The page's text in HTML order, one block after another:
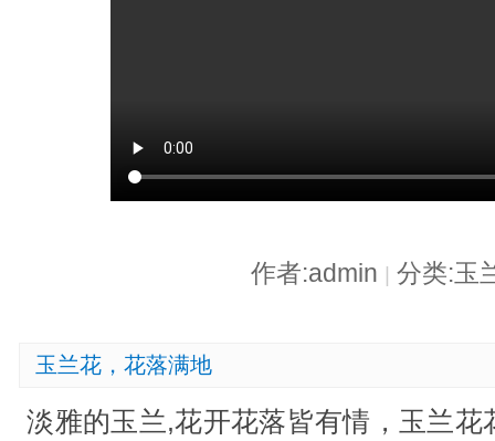
作者:admin | 分类:玉
玉兰花，花落满地
淡雅的玉兰,花开花落皆有情，玉兰